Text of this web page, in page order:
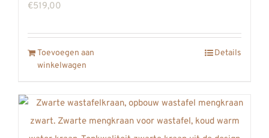
€519,00
Toevoegen aan
winkelwagen
Details